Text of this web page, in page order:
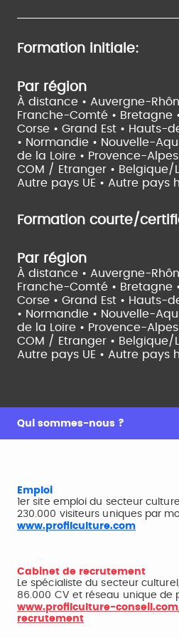
Formation initiale:
Par région
À distance • Auvergne-
Franche-Comté • Bretagne
Corse • Grand Est • Hauts-
• Normandie • Nouvelle-
de la Loire • Provence-
COM / Etranger • Belgique/
Autre pays UE • Autre pays
Formation courte/
Par région
À distance • Auvergne-
Franche-Comté • Bretagne
Corse • Grand Est • Hauts-
• Normandie • Nouvelle-
de la Loire • Provence-
COM / Etranger • Belgique/
Autre pays UE • Autre pays
Qui sommes-nous ?
Emploi
1er site emploi du secteur
230.000 visiteurs uniques par
www.profilculture.com
Cabinet de recrutement
Le spécialiste du secteur
86.000 CV et réseau unique de
www.profilculture-
recrutement